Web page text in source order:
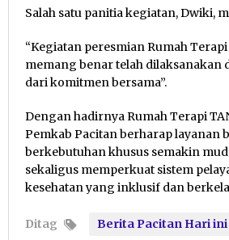
Salah satu panitia kegiatan, Dwiki,
“Kegiatan peresmian Rumah
memang benar telah dilaksanakan
dari komitmen bersama”.
Dengan hadirnya Rumah Terapi
Pemkab Pacitan berharap layanan
berkebutuhan khusus semakin
sekaligus memperkuat sistem
kesehatan yang inklusif dan
Ditag Berita Pacitan Hari ini